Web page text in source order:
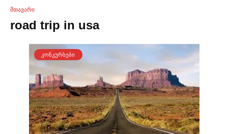
ᲛᲗᲐᲕᲐᲠᲘ
road trip in usa
ᲙᲝᲜᲙᲣᲠᲡᲔᲑᲘ